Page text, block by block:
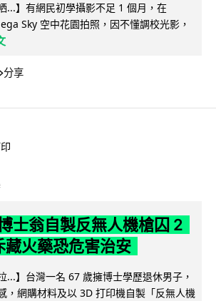
...】有網民初學攝影不足 1 個月，在
Sky 空中花園拍照，因不懂調校光影，
分享
士翁自製反無人機槍囚 2
藏火藥恐危害治安
...】台灣一名 67 歲擁博士學歷退休男子，
，網購材料及以 3D 打印機自製「反無人機